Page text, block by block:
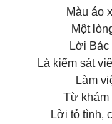
Màu áo
Một
Lời Bác
Là kiểm sát
Làm
Từ khám
Lời tỏ tình,